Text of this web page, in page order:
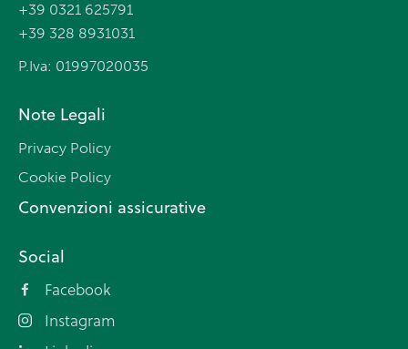
+39 0321 625791
+39 328 8931031
P.Iva: 01997020035
Note Legali
Privacy Policy
Cookie Policy
Convenzioni assicurative
Social
Facebook
Instagram